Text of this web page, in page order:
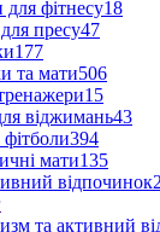
для фітнесу18
пресу47
177
та мати506
15
віджимань43
394
мати135
відпочинок
та активний